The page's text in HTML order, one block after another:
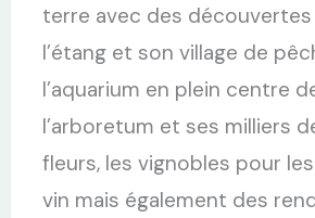
terre avec des
l’étang et son village de
l’aquarium en plein centre
l’arboretum et ses milliers
fleurs, les vignobles pour
vin mais également des